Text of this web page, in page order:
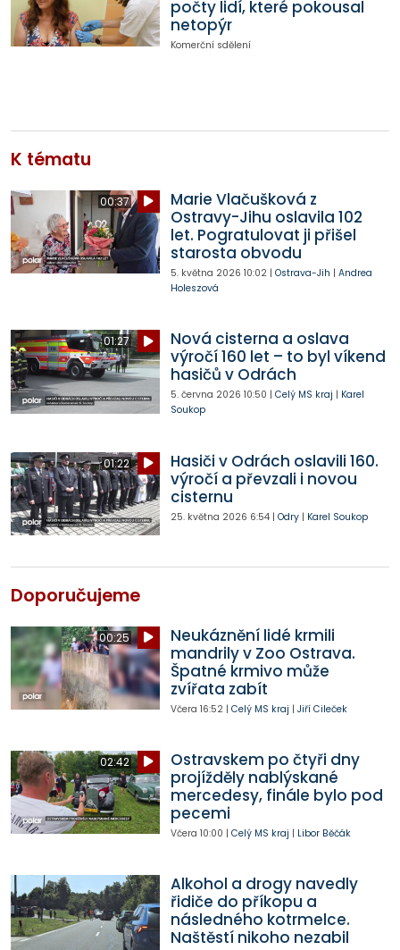
počty lidí, které pokousal
netopýr
Komerční sdělení
K tématu
00:37
Marie Vlačušková z
Ostravy-Jihu oslavila 102
let. Pogratulovat ji přišel
starosta obvodu
5. května 2026 10:02| Ostrava-Jih | Andrea
Holeszová
01:27
Nová cisterna a oslava
výročí 160 let – to byl víkend
hasičů v Odrách
5. června 2026 10:50 | Celý MS kraj | Karel
Soukop
01:22
Hasiči v Odrách oslavili 160.
výročí a převzali i novou
cisternu
25. května 2026 6:54| Odry| Karel Soukop
Doporučujeme
00:25
Neukáznění lidé krmili
mandrily v Zoo Ostrava.
Špatné krmivo může
zvířata zabít
Včera 16:52| Celý MS kraj | Jiří Cileček
02:42
Ostravskem po čtyři dny
projížděly nablýskané
mercedesy, finále bylo pod
pecemi
Včera 10:00 | Celý MS kraj | Libor Běčák
Alkohol a drogy navedly
řidiče do příkopu a
následného kotrmelce.
Naštěstí nikoho nezabil